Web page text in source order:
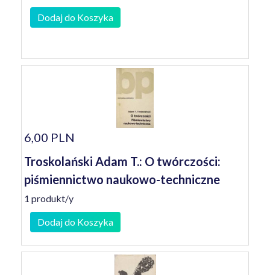
Dodaj do Koszyka
6,00 PLN
Troskolański Adam T.: O twórczości:
piśmiennictwo naukowo-techniczne
1 produkt/y
Dodaj do Koszyka